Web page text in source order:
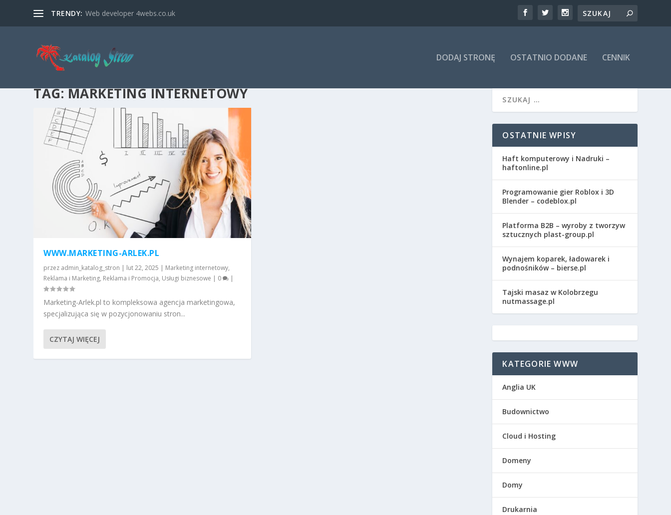
TRENDY: Web developer 4webs.co.uk
DODAJ STRONĘ OSTATNIO DODANE CENNIK
TAG:MARKETING INTERNETOWY
WWW.MARKETING-ARLEK.PL
przez admin_katalog_stron | lut 22, 2025 | Marketing internetowy,
Reklama i Marketing, Reklama i Promocja, Usługi biznesowe | 0 |
Marketing-Arlek.pl to kompleksowa agencja marketingowa,
specjalizująca się w pozycjonowaniu stron...
CZYTAJ WIĘCEJ
OSTATNIE WPISY
Haft komputerowy i Nadruki –
haftonline.pl
Programowanie gier Roblox i 3D
Blender – codeblox.pl
Platforma B2B – wyroby z tworzyw
sztucznych plast-group.pl
Wynajem koparek, ładowarek i
podnośników – bierse.pl
Tajski masaz w Kolobrzegu
nutmassage.pl
KATEGORIE WWW
Anglia UK
Budownictwo
Cloud i Hosting
Domeny
Domy
Drukarnia